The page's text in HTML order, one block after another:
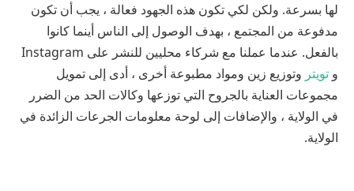
لها بسرعة. ولكن لكي تكون هذه الجهود فعالة ، يجب أن تكون
مدفوعة من المجتمع ، بهدف الوصول إلى الناس أينما كانوا
بالفعل. عندما عملنا مع شركاء محليين للنشر على Instagram
و تويتر وتوزيع زين ومواد مطبوعة أخرى ، أدى إلى تمويل
مجموعات العناية بالجروح التي توزعها وكالات الحد من الضرر
في الولاية ، والإضافات إلى لوحة معلومات الجرعات الزائدة في
الولاية.